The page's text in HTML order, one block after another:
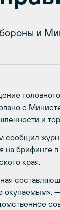
и
с
и
сообщил
на брифинге
края.
окупаемым»,